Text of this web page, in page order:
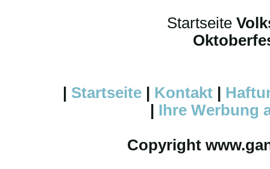
Startseite
Startseite Kontakt
Ihre Werbung
Copyright